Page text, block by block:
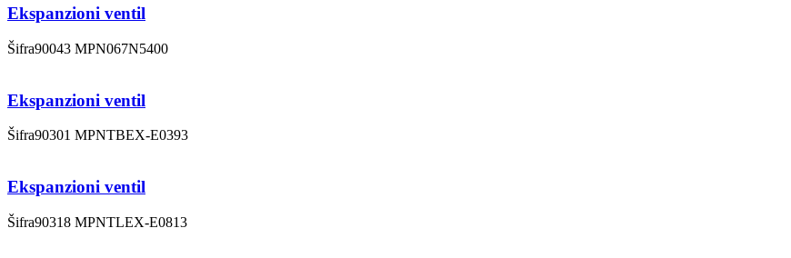
Ekspanzioni ventil
Šifra90043 MPN067N5400
Ekspanzioni ventil
Šifra90301 MPNTBEX-E0393
Ekspanzioni ventil
Šifra90318 MPNTLEX-E0813